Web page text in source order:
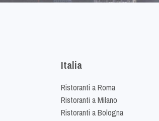
Italia
Ristoranti a Roma
Ristoranti a Milano
Ristoranti a Bologna